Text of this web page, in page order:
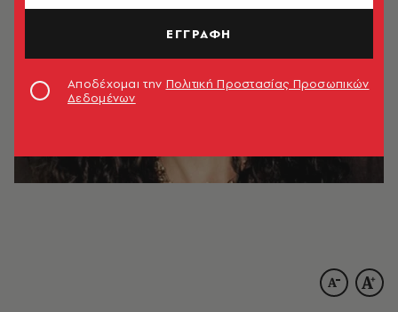
ΕΓΓΡΑΦΗ
Αποδέχομαι την Πολιτική Προστασίας Προσωπικών
Δεδομένων